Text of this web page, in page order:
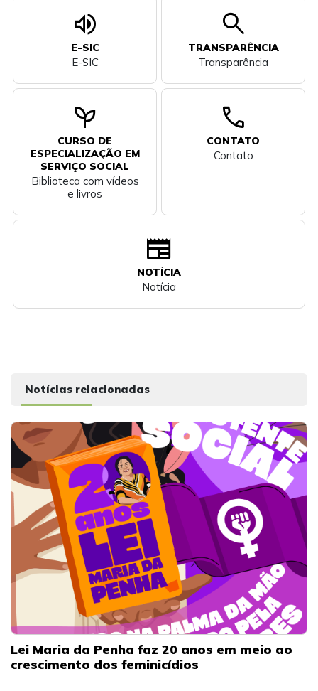
volume_up
E-SIC
E-SIC
search
TRANSPARÊNCIA
Transparência
psychiatry
CURSO DE
ESPECIALIZAÇÃO EM
SERVIÇO SOCIAL
Biblioteca com vídeos
e livros
call
CONTATO
Contato
newspaper
NOTÍCIA
Notícia
Notícias relacionadas
Lei Maria da Penha faz 20 anos em meio ao
crescimento dos feminicídios